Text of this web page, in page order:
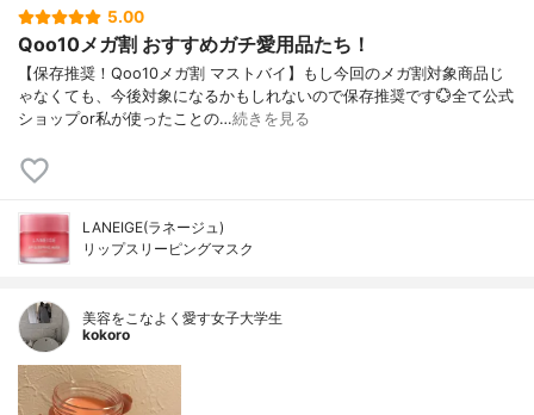
5.00
Qoo10メガ割 おすすめガチ愛用品たち！
【保存推奨！Qoo10メガ割 マストバイ】もし今回のメガ割対象商品じ
ゃなくても、今後対象になるかもしれないので保存推奨です💮全て公式
ショップor私が使ったことの…続きを見る
LANEIGE(ラネージュ)
リップスリーピングマスク
美容をこなよく愛す女子大学生
kokoro